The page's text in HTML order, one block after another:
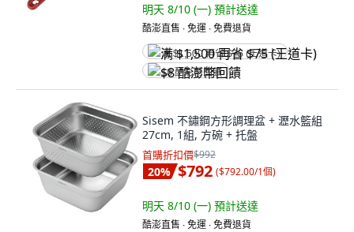
明天 8/10 (一) 預計送達
酷澎直售 ∙ 免運 ∙ 免費退貨
满 $1,500 再省 $75 (王道卡)
$8 酷澎幣回饋
Sisem 不鏽鋼方形調理盆 + 瀝水籃組
27cm, 1組, 方碗 + 托盤
首購折扣價$992
20% $792 ($792.00/1個)
明天 8/10 (一) 預計送達
酷澎直售 ∙ 免運 ∙ 免費退貨